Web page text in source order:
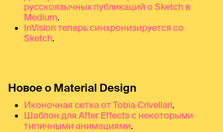
русскоязычных публикаций о Sketch в
Medium.
InVision теперь синхронизируется со
Sketch.
Новое о Material Design
Иконочная сетка от Tobia Crivellari.
Шаблон для After Effects с некоторыми
типичными анимациями.